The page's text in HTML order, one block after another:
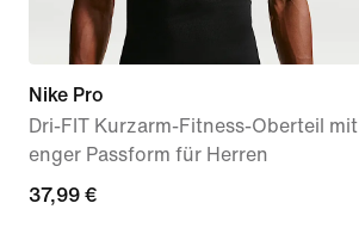
Nike Pro
Dri-FIT Kurzarm-Fitness-Oberteil mit
enger Passform für Herren
37,99 €
37,99 €